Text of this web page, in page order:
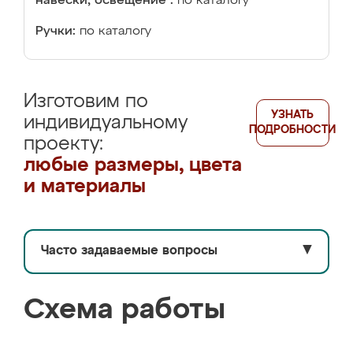
Ручки: по каталогу
Изготовим по
индивидуальному
проекту:
любые размеры, цвета
и материалы
УЗНАТЬ
ПОДРОБНОСТИ
Часто задаваемые вопросы ▼
Схема работы